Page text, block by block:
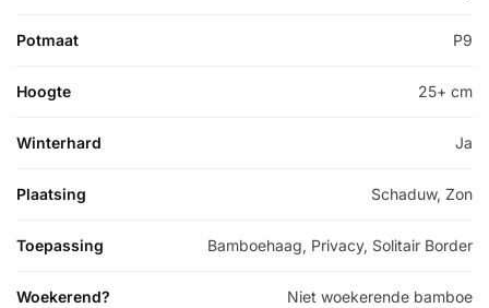
Potmaat P9
Hoogte 25+ cm
Winterhard Ja
Plaatsing Schaduw, Zon
Toepassing Bamboehaag, Privacy, Solitair Border
Woekerend? Niet woekerende bamboe